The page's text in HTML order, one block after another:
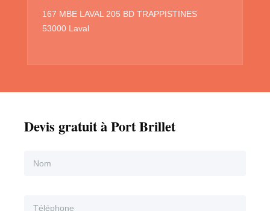
167 MBE LAVAL 205 BD TRAPPISTINES
53000 Laval
Devis gratuit à Port Brillet